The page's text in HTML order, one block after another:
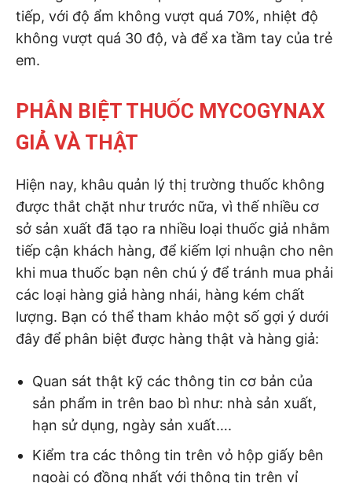
tiếp, với độ ẩm không vượt quá 70%, nhiệt độ
không vượt quá 30 độ, và để xa tầm tay của trẻ
em.
PHÂN BIỆT THUỐC MYCOGYNAX
GIẢ VÀ THẬT
Hiện nay, khâu quản lý thị trường thuốc không
được thắt chặt như trước nữa, vì thế nhiều cơ
sở sản xuất đã tạo ra nhiều loại thuốc giả nhằm
tiếp cận khách hàng, để kiếm lợi nhuận cho nên
khi mua thuốc bạn nên chú ý để tránh mua phải
các loại hàng giả hàng nhái, hàng kém chất
lượng. Bạn có thể tham khảo một số gợi ý dưới
đây để phân biệt được hàng thật và hàng giả:
Quan sát thật kỹ các thông tin cơ bản của
sản phẩm in trên bao bì như: nhà sản xuất,
hạn sử dụng, ngày sản xuất….
Kiểm tra các thông tin trên vỏ hộp giấy bên
ngoài có đồng nhất với thông tin trên vỉ